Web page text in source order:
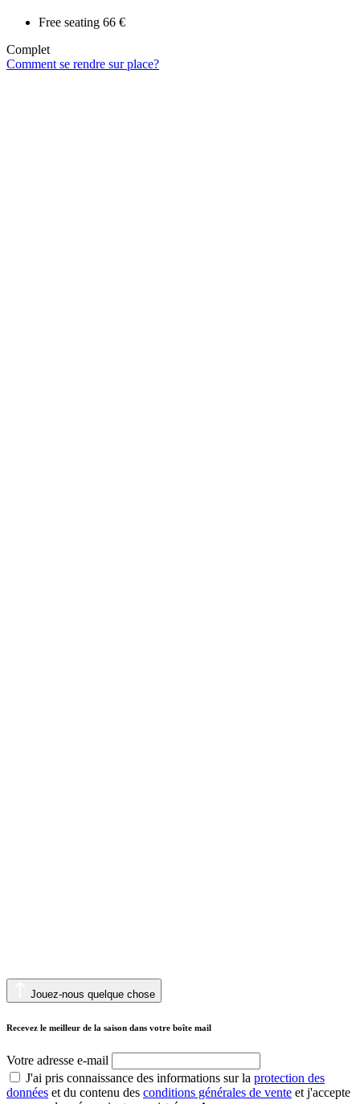
Free seating 66 €
Complet
Comment se rendre sur place?
Jouez-nous quelque chose
Recevez le meilleur de la saison dans votre boîte mail
Votre adresse e-mail
J'ai pris connaissance des informations sur la protection des
données et du contenu des conditions générales de vente et j'accepte